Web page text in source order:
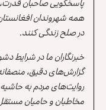
همه شهروندان افغانستان
در صلح زندگی کنند.
خبرنگاران ما در شرایط
گزارش‌های دقیق،
روایت‌های مردم به حاشیه
مخاطبان و حامیان